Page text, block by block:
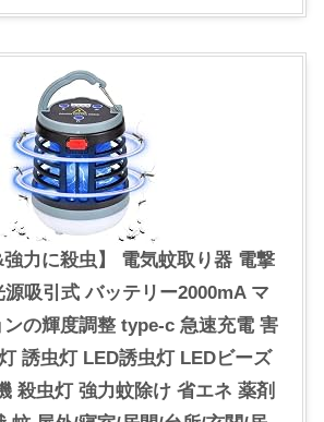
強力に殺虫】 電気蚊取り器 電撃
吸引式 バッテリー2000mA マ
の輝度調整 type-c 急速充電 害
誘虫灯 LED誘虫灯 LEDビーズ
殺虫灯 強力蚊除け 省エネ 薬剤